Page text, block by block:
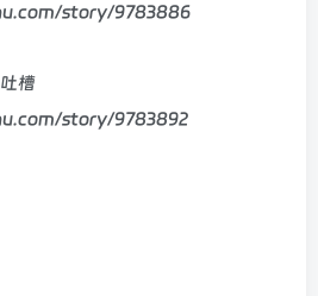
story/9783886
槽
story/9783892